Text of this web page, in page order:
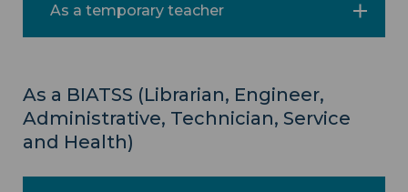
As a temporary teacher
As a BIATSS (Librarian, Engineer,
Administrative, Technician, Service
and Health)